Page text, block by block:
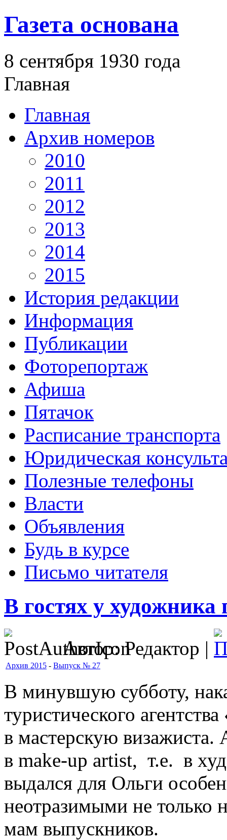
Газета основана
8 сентября 1930 года
Главная
Главная
Архив номеров
2010
2011
2012
2013
2014
2015
История редакции
Информация
Публикации
Фоторепортаж
Афиша
Пятачок
Расписание транспорта
Юридическая
Полезные телефоны
Власти
Объявления
Будь в курсе
Письмо читателя
В гостях у художника
Автор: Редактор |
Архив 2015 - Выпуск № 27
В минувшую субботу,
туристического
в мастерскую визажиста.
в make-up artist, т.е. в
выдался для Ольги
неотразимыми не только
мам выпускников.